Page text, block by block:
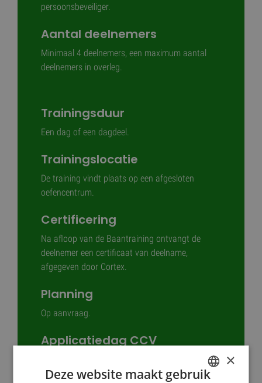
persoonsbeveiliger.
Aantal deelnemers
Minimaal 4 deelnemers, een maximum aantal
deelnemers in overleg.
Trainingsduur
Een dag of een dagdeel.
Trainingslocatie
De training vindt plaats op een afgesloten
oefencentrum.
Certificering
Na afloop van de Baantraining ontvangt de
deelnemer een certificaat van deelname,
afgegeven door Cortex.
Planning
Op aanvraag.
Applicatiedag CCV
×
Deze website maakt gebruik